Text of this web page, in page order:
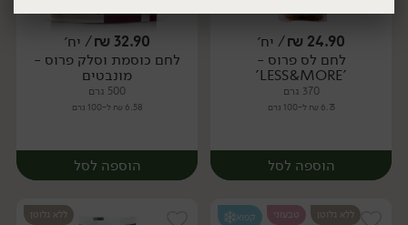
יח׳ יח׳
24.90
₪/ יח׳
לחם לס פרוס -
'LESS&MORE'
370 גרם
6.73 ₪ ל-100 גרם
הוספה לסל
32.90
₪/ יח׳
לחם כוסמת וסלק פרוס -
מונבטים
500 גרם
6.58 ₪ ל-100 גרם
הוספה לסל
ללא גלוטן טבעוני קפוא ללא גלוטן
יח׳ יח׳